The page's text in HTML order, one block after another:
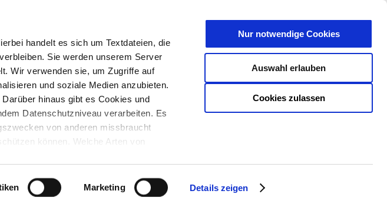
handelt es sich um Textdateien, die
Sie werden unserem Server
Wir verwenden sie, um Zugriffe auf
und soziale Medien anzubieten.
hinaus gibt es Cookies und
Datenschutzniveau verarbeiten. Es
von anderen missbraucht
können. Welche Arten von
der gewünschten Cookies kann
werden.
Marketing Details zeigen
Cookies zulassen
Auswahl erlauben
Nur notwendige Cookies
SCHRIFTGRÖßE: